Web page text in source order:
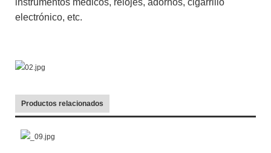
electrónico, etc.
Productos relacionados